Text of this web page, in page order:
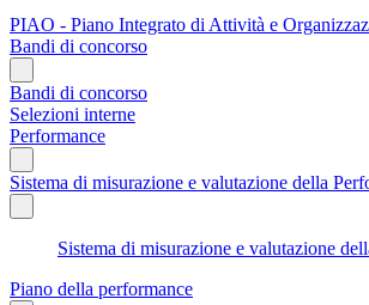
PIAO - Piano Integrato di Attività e
Bandi di concorso
Bandi di concorso
Selezioni interne
Performance
Sistema di misurazione e valutazione della
Sistema di misurazione e valutazione
Piano della performance